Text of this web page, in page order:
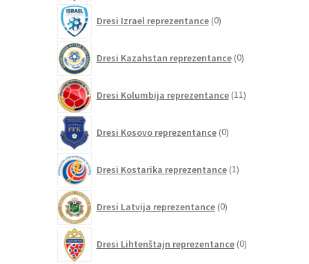
Dresi Izrael reprezentance 0izdelkov
Dresi Kazahstan reprezentance 0izdelkov
Dresi Kolumbija reprezentance 11izdelkov
Dresi Kosovo reprezentance 0izdelkov
Dresi Kostarika reprezentance 1izdelek
Dresi Latvija reprezentance 0izdelkov
Dresi Lihtenštajn reprezentance 0izdelkov